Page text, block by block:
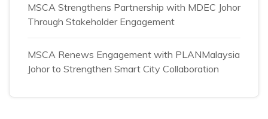
MSCA Strengthens Partnership with MDEC Johor
Through Stakeholder Engagement
MSCA Renews Engagement with PLANMalaysia
Johor to Strengthen Smart City Collaboration